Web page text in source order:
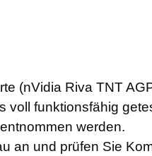
(nVidia Riva TNT
voll funktionsfähig
werden.
an und prüfen Sie